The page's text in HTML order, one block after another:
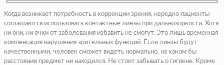
Когда возникает потребность в коррекции зрения, нередко пациенты
соглашаются использовать контактные линзы при дальнозоркости. Хотя
ни они, ни очки от заболевания избавить не смогут. Это лишь временная
компенсация нарушения зрительных функций. Если линзы будут
качественными, человек сможет видеть нормально, на каком бы
расстоянии предмет ни находился. Не стоит забывать о гигиене. Кроме